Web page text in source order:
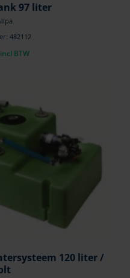
97 liter
482112
incl BTW
120 liter /